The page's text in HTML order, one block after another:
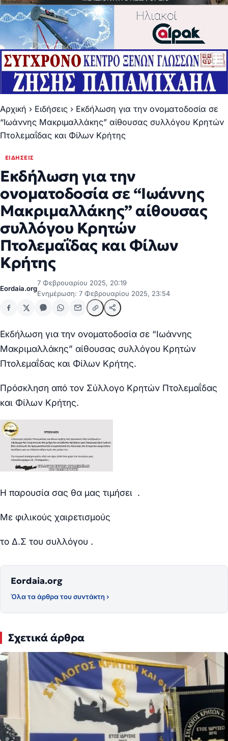
Αρχική › Ειδήσεις › Εκδήλωση για την ονοματοδοσία σε
“Ιωάννης Μακριμαλλάκης” αίθουσας συλλόγου Κρητών
Πτολεμαΐδας και Φίλων Κρήτης
ΕΙΔΉΣΕΙΣ
Εκδήλωση για την
ονοματοδοσία σε “Ιωάννης
Μακριμαλλάκης” αίθουσας
συλλόγου Κρητών
Πτολεμαΐδας και Φίλων
Κρήτης
Eordaia.org
7 Φεβρουαρίου 2025, 20:19
Ενημέρωση: 7 Φεβρουαρίου 2025, 23:54
Εκδήλωση για την ονοματοδοσία σε “Ιωάννης
Μακριμαλλάκης” αίθουσας συλλόγου Κρητών
Πτολεμαΐδας και Φίλων Κρήτης.
Πρόσκληση από τον Σύλλογο Κρητών Πτολεμαΐδας
και Φίλων Κρήτης.
Η παρουσία σας θα μας τιμήσει .
Με φιλικούς χαιρετισμούς
το Δ.Σ του συλλόγου .
Eordaia.org
Όλα τα άρθρα του συντάκτη ›
Σχετικά άρθρα